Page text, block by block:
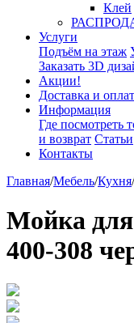
Клей
Услуги
Подъём на этаж
Заказать 3D
Акции!
Доставка и
Информация
Где посмотреть
и возврат Статьи
Контакты
Главная/Мебель/Кухня/
Мойка
400-308